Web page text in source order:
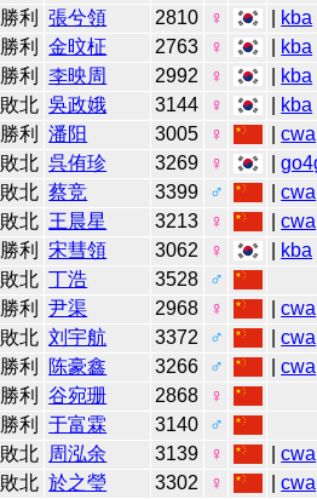
勝利 張兮領 2810 ♀ kba
勝利 金旼柾 2763 ♀ kba
勝利 李映周 2992 ♀ kba
敗北 吳政娥 3144 ♀ kba
勝利 潘阳 3005 ♀ |cwa
敗北 呉侑珍 3269 ♀ |
敗北 蔡竞 3399 ♂ |cwa
敗北 王晨星 3213 ♀ |cwa
勝利 宋彗領 3062 ♀ kba
敗北 丁浩 3528
♂
勝利 尹渠 2968 ♀ |cwa
敗北 刘宇航 3372 ♂ |cwa
勝利 陈豪鑫 3266 ♂ |cwa
勝利 谷宛珊 2868
♀
勝利 于富霖 3140
♂
敗北 周泓余 3139 ♀ |cwa
敗北 於之瑩 3302 ♀ |cwa